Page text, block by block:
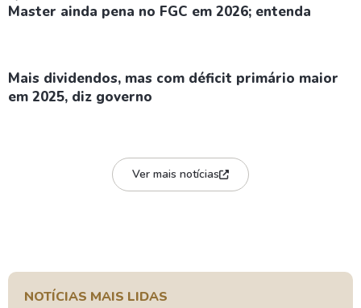
Master ainda pena no FGC em 2026; entenda
Mais dividendos, mas com déficit primário maior
em 2025, diz governo
Ver mais notícias
NOTÍCIAS MAIS LIDAS